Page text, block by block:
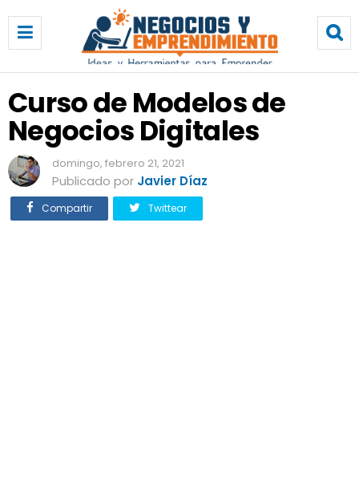
r
s
d
e
M
o
d
e
l
Curso de Modelos de
Negocios Digitales
domingo, febrero 21, 2021
Publicado por Javier Díaz
Compartir Twittear